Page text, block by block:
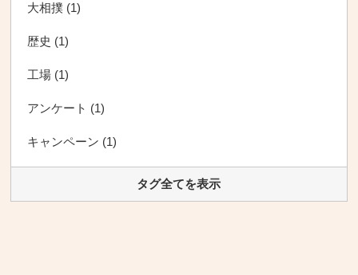
大相撲 (1)
歴史 (1)
工場 (1)
アンケート (1)
キャンペーン (1)
タグ全てを表示